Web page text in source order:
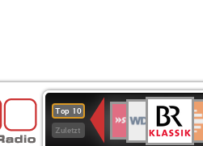
Top 10
Zuletzt
80er
90er
OLDIE
4
BR-
KLASSIKKultur
SWR
Kultur
NDR
2